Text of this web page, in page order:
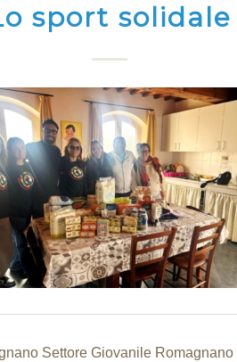
sport solidale
Settore Giovanile Romagnano